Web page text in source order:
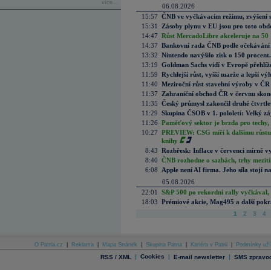
více...
06.08.2026
15:57 ČNB ve vyčkávacím režimu, zvýšení
15:31
Zásoby plynu v EU jsou pro toto
14:47 Růst MercadoLibre akceleruje na
14:37 Bankovní rada ČNB podle
13:32 Nintendo navýšilo zisk o 150
13:19 Goldman Sachs vidí v Evropě
11:59 Rychlejší růst, vyšší marže a lepší
11:40 Meziroční růst stavební výroby v
11:37
Zahraniční obchod ČR v červnu
11:35 Český průmysl zakončil druhé
11:29 Skupina ČSOB v 1. pololetí: Velký
11:26 Paměťový sektor je brzda pro techy,
10:27 PREVIEW: CSG míří k dalšímu
knihy
8:43 Rozbřesk: Inflace v červenci mírně
8:40 ČNB rozhodne o sazbách, trhy
6:08
Apple není AI firma. Jeho síla stojí
05.08.2026
22:01
S&P 500 po rekordní rally vyčkával,
18:03 Prémiové akcie, Mag495 a další
1 2 3 4
O Patria.cz Reklama Mapa Stránek Skupina Patria Kariéra v Patrii Podmínky
RSS / XML | Cookies | E-mail newsletter | SMS